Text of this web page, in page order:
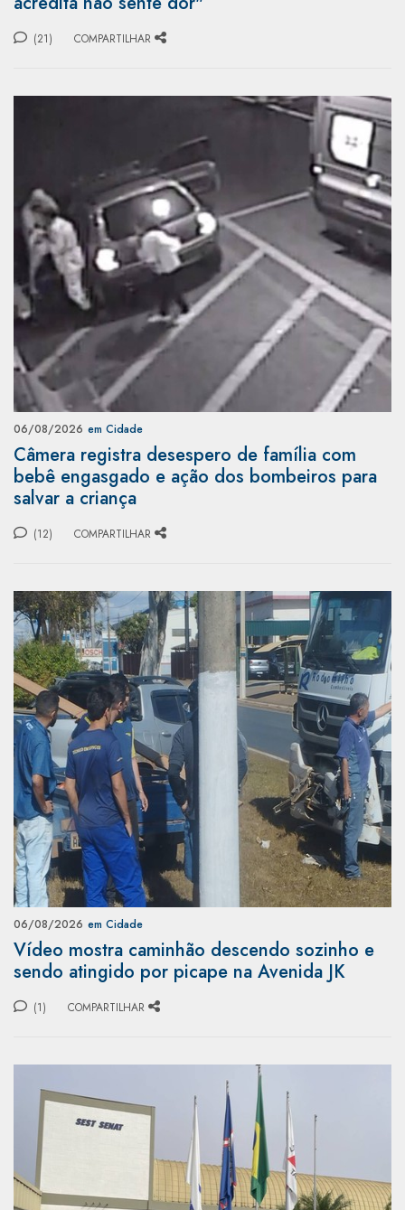
(21) COMPARTILHAR
06/08/2026 em Cidade
Câmera registra desespero de família com
bebê engasgado e ação dos bombeiros para
salvar a criança
(12) COMPARTILHAR
06/08/2026 em Cidade
Vídeo mostra caminhão descendo sozinho e
sendo atingido por picape na Avenida JK
(1) COMPARTILHAR